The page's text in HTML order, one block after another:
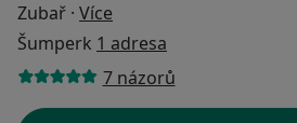
Zubař · Více
Šumperk 1 adresa
7 názorů